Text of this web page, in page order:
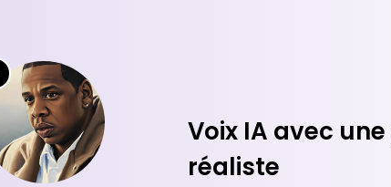
Voix IA avec
réaliste